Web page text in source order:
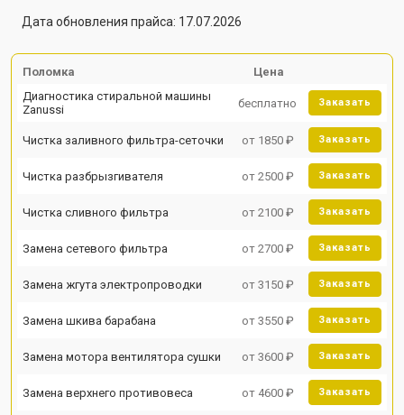
Дата обновления прайса: 17.07.2026
Поломка
Цена
Диагностика стиральной машины
Zanussi
бесплатно Заказать
Чистка заливного фильтра-сеточки от 1850 ₽ Заказать
Чистка разбрызгивателя от 2500 ₽ Заказать
Чистка сливного фильтра от 2100 ₽ Заказать
Замена сетевого фильтра от 2700 ₽ Заказать
Замена жгута электропроводки от 3150 ₽ Заказать
Замена шкива барабана от 3550 ₽ Заказать
Замена мотора вентилятора сушки от 3600 ₽ Заказать
Замена верхнего противовеса от 4600 ₽ Заказать